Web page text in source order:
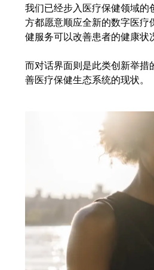
我们已经步入医疗保健领域
方都愿意顺应全新的数字医疗
健服务可以改善患者的健康状
而对话界面则是此类创新举
善医疗保健生态系统的现状。